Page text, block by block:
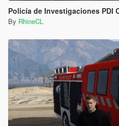
Policía de Investigaciones PDI
By RhineCL